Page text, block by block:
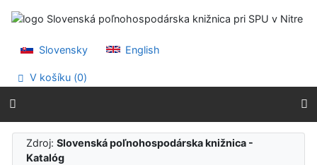
Prejsť na menu
Slovensky
English
V košíku (0)
Zdroj:Slovenská poľnohospodárska knižnica -
Katalóg